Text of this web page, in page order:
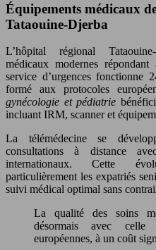
Équipements médicaux
Tataouine-Djerba
L’hôpital régional
médicaux modernes
service d’urgences fonctionne
formé aux protocoles
gynécologie et pédiatrie
incluant IRM, scanner et
La télémédecine se
consultations à distance
internationaux. Cette
particulièrement les expatriés
suivi médical optimal sans
La qualité des soins
désormais avec celle
européennes, à un coût